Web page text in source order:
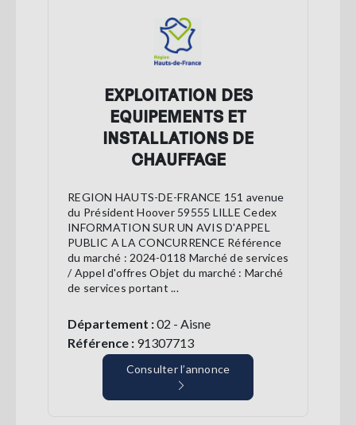
EXPLOITATION DES
EQUIPEMENTS ET
INSTALLATIONS DE
CHAUFFAGE
REGION HAUTS-DE-FRANCE 151 avenue
du Président Hoover 59555 LILLE Cedex
INFORMATION SUR UN AVIS D'APPEL
PUBLIC A LA CONCURRENCE Référence
du marché : 2024-0118 Marché de services
/ Appel d'offres Objet du marché : Marché
de services portant ...
Département :02 - Aisne
Référence : 91307713
Consulter l’annonce